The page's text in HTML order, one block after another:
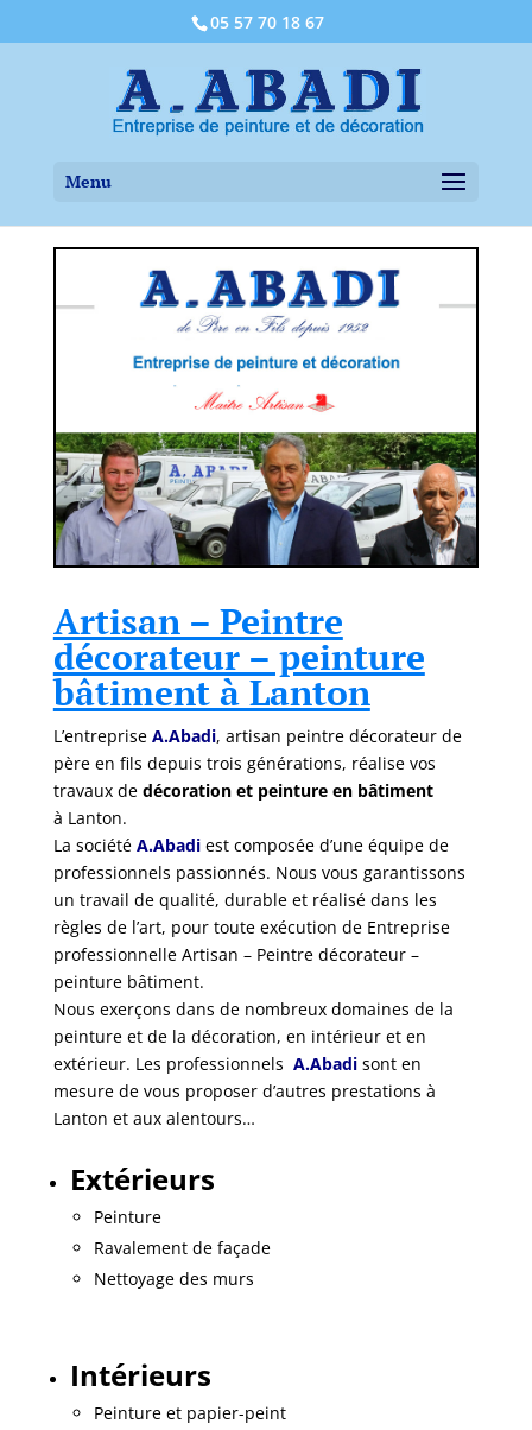
05 57 70 18 67
Artisan – Peintre
décorateur – peinture
bâtiment à Lanton
L’entreprise A.Abadi, artisan peintre décorateur de
père en fils depuis trois générations, réalise vos
travaux de décoration et peinture en bâtiment
à Lanton.
La société A.Abadiest composée d’une équipe de
professionnels passionnés. Nous vous garantissons
un travail de qualité, durable et réalisé dans les
règles de l’art, pour toute exécution de Entreprise
professionnelle Artisan – Peintre décorateur –
peinture bâtiment.
Nous exerçons dans de nombreux domaines de la
peinture et de la décoration, en intérieur et en
extérieur. Les professionnels A.Abadisont en
mesure de vous proposer d’autres prestations à
Lanton et aux alentours…
Extérieurs
Peinture
Ravalement de façade
Nettoyage des murs
Intérieurs
Peinture et papier-peint